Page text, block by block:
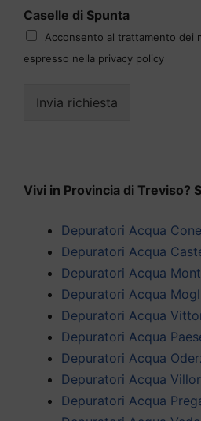
Caselle di Spunta
Acconsento al trattamento dei
espresso nella privacy policy
Invia richiesta
Vivi in Provincia di Treviso?
Depuratori Acqua
Depuratori Acqua
Depuratori Acqua
Depuratori Acqua
Depuratori Acqua
Depuratori Acqua
Depuratori Acqua
Depuratori Acqua
Depuratori Acqua